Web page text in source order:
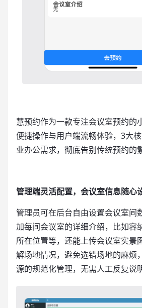
慧预约作为一款专注会议室预约的
便捷操作与用户端流畅体验，3大
业办公需求，彻底告别传统预约的
管理端灵活配置，会议室信息随心
管理员可在后台自由设置会议室间
加每间会议室的详细介绍，比如容
所在位置等，还能上传会议室实景
解场地情况，避免选错场地的麻烦
源的规范化管理，无需人工反复说